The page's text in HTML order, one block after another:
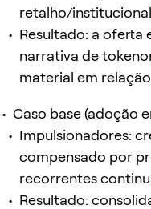
retalho/
Resultado: a oferta
narrativa de
material em
Caso base (adoção
Impulsionadores:
compensado por
recorrentes
Resultado: